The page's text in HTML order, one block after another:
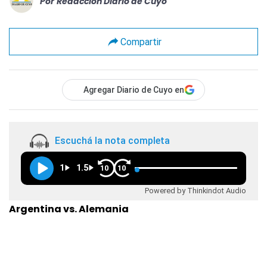
Compartir
Agregar Diario de Cuyo en
Escuchá la nota completa
1 1.5 10 10
Powered by Thinkindot Audio
Argentina vs. Alemania